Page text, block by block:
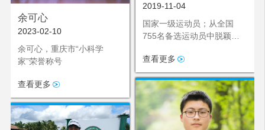
余可心
2023-02-10
余可心，重庆市“小科学
家”荣誉称号
查看更多
2019-11-04
国家一级运动员；从全国
755名备选运动员中脱颖而
队；6月起赴欧洲参加为期三
个月的集训
查看更多